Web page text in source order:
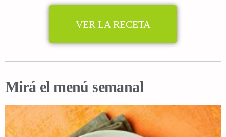
VER LA RECETA
Mirá el menú semanal